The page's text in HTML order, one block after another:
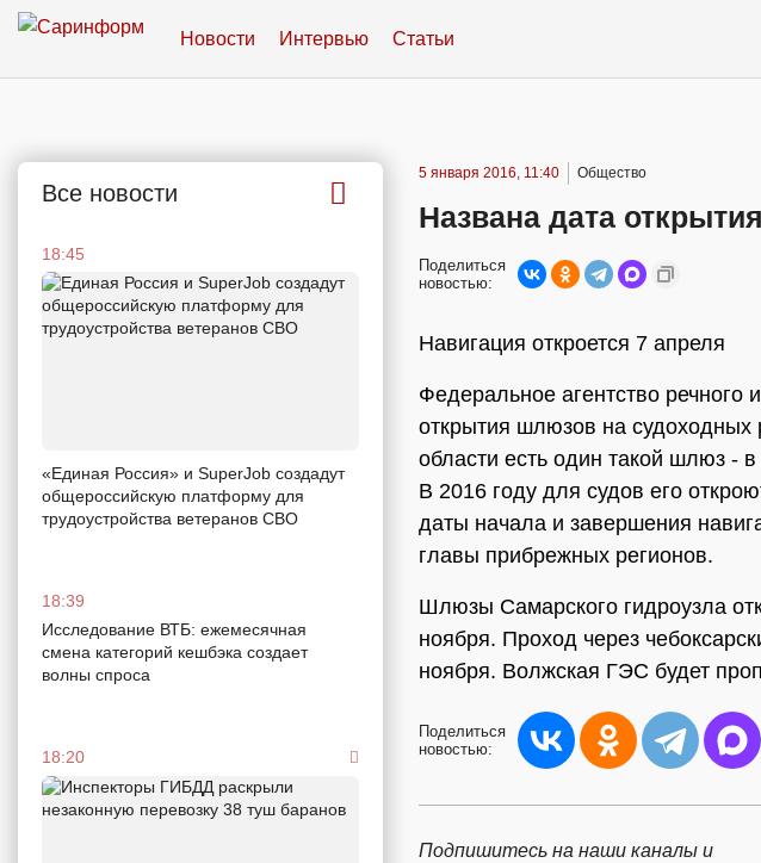
Новости Интервью Статьи
Все новости
18:45
«Единая Россия» и SuperJob создадут
общероссийскую платформу для
трудоустройства ветеранов СВО
18:39
Исследование ВТБ: ежемесячная
смена категорий кешбэка создает
волны спроса
18:20
5 января 2016, 11:40 Общество
Названа дата
Поделиться
новостью:
Навигация откроется 7 апреля
Федеральное агентство речного
открытия шлюзов на судоходных
области есть один такой шлюз -
В 2016 году для судов его
даты начала и завершения
главы прибрежных регионов.
Шлюзы Самарского гидроузла
ноября. Проход через
ноября. Волжская ГЭС будет
Поделиться
новостью:
Подпишитесь на наши каналы и